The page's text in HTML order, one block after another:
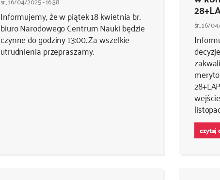
Informujemy, że w piątek 18 kwietnia br.
biuro Narodowego Centrum Nauki będzie
czynne do godziny 13:00. Za wszelkie
utrudnienia przepraszamy.
śr., 16/
czytaj